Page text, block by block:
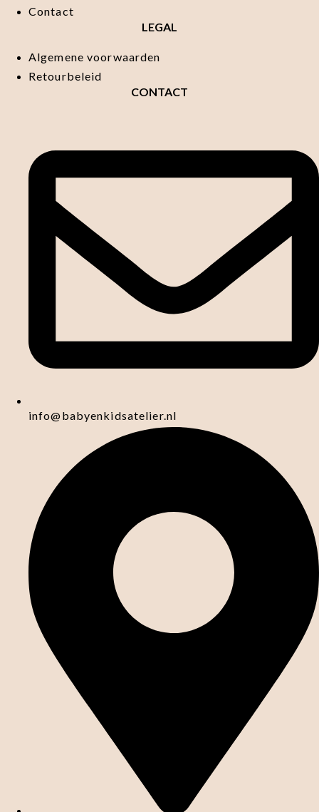
Contact
LEGAL
Algemene voorwaarden
Retourbeleid
CONTACT
info@babyenkidsatelier.nl